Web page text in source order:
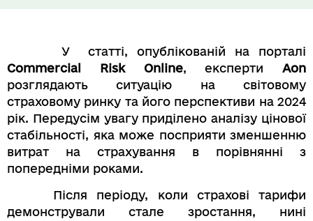
У статті, опублікованій на порталі
Commercial Risk Online, експерти Aon
розглядають ситуацію на світовому
страховому ринку та його перспективи на 2024
рік. Передусім увагу приділено аналізу цінової
стабільності, яка може посприяти зменшенню
витрат на страхування в порівнянні з
попередніми роками.
Після періоду, коли страхові тарифи
демонстрували стале зростання, нині